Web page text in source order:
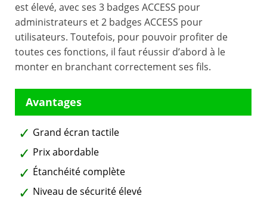
est élevé, avec ses 3 badges ACCESS pour
administrateurs et 2 badges ACCESS pour
utilisateurs. Toutefois, pour pouvoir profiter de
toutes ces fonctions, il faut réussir d’abord à le
monter en branchant correctement ses fils.
Grand écran tactile
Prix abordable
Étanchéité complète
Niveau de sécurité élevé